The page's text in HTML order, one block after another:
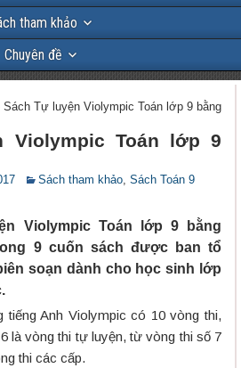
tham khảo
Chuyên đề
Sách Tự luyện Violympic Toán lớp 9 bằng
Violympic Toán lớp 9
Sách tham khảo, Sách Toán 9
Violympic Toán lớp 9 bằng
9 cuốn sách được ban tổ
soạn dành cho học sinh lớp
tiếng Anh Violympic có 10 vòng thi,
là vòng thi tự luyện, từ vòng thi số 7
thi các cấp.